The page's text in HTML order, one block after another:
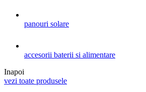
panouri solare
accesorii baterii si alimentare
Inapoi
vezi toate produsele